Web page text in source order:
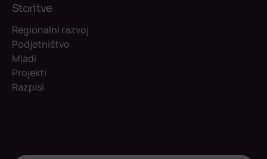
Storitve
Regionalni razvoj
Podjetništvo
Mladi
Projekti
Razpisi